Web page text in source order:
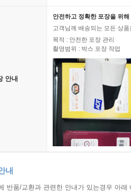
그래서 여행을 통해 그리스도의
른 성경읽기 태도로 ‘내인생의 고도
적으로 흡수하고 능력 있게 분출함으
겠다’는 이상형理想型, ‘내가 이렇게
묵상하며 살 때에 일단 마음이 안정
로 치우치지 말고 말씀대로 순종했
, 어디를 가든지 승리하고(삼하 8:14;
안내
안전하고 정확한 포장을 위
고객님께 배송되는 모든 상
목적 : 안전한 포장 관리
촬영범위 : 박스 포장 작업
내
반품/교환과 관련한 안내가 있는경우 아